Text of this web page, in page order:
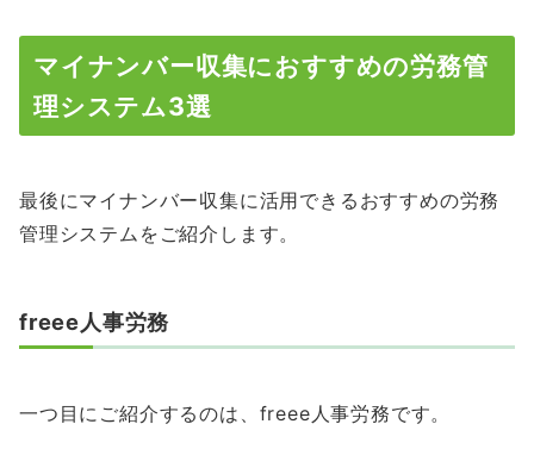
マイナンバー収集におすすめの労務管
理システム3選
最後にマイナンバー収集に活用できるおすすめの労務
管理システムをご紹介します。
freee人事労務
一つ目にご紹介するのは、freee人事労務です。